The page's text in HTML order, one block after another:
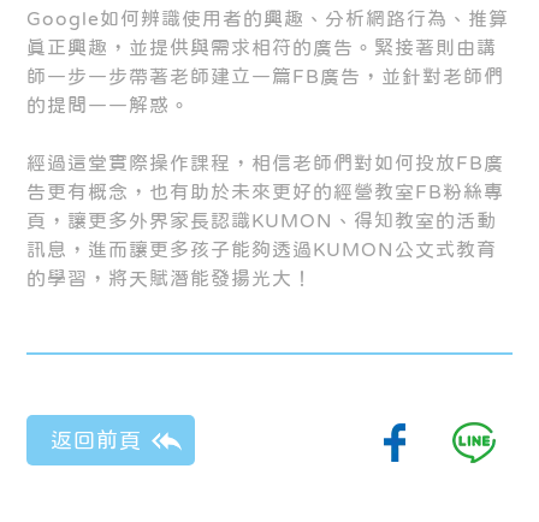
Google如何辨識使用者的興趣、分析網路行為、推算
真正興趣，並提供與需求相符的廣告。緊接著則由講
師一步一步帶著老師建立一篇FB廣告，並針對老師們
的提問一一解惑。
經過這堂實際操作課程，相信老師們對如何投放FB廣
告更有概念，也有助於未來更好的經營教室FB粉絲專
頁，讓更多外界家長認識KUMON、得知教室的活動
訊息，進而讓更多孩子能夠透過KUMON公文式教育
的學習，將天賦潛能發揚光大！